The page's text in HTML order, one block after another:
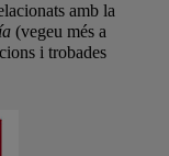
amb la
(vegeu més a
i trobades